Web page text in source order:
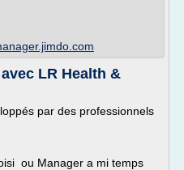
LR Health &
par des professionnels
ou Manager a mi temps